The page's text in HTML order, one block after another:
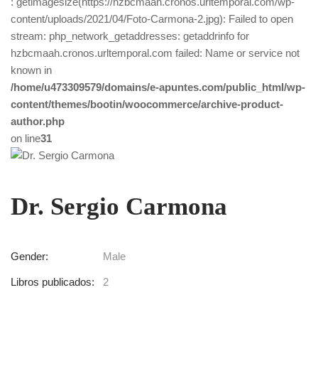
content/uploads/2021/04/Foto-Carmona-2.jpg): Failed to open
stream: php_network_getaddresses: getaddrinfo for
hzbcmaah.cronos.urltemporal.com failed: Name or service not
known in
/home/u473309579/domains/e-apuntes.com/public_html/wp-
content/themes/bootin/woocommerce/archive-product-
author.php
on line31
Dr. Sergio Carmona
Gender: Male
Libros publicados: 2